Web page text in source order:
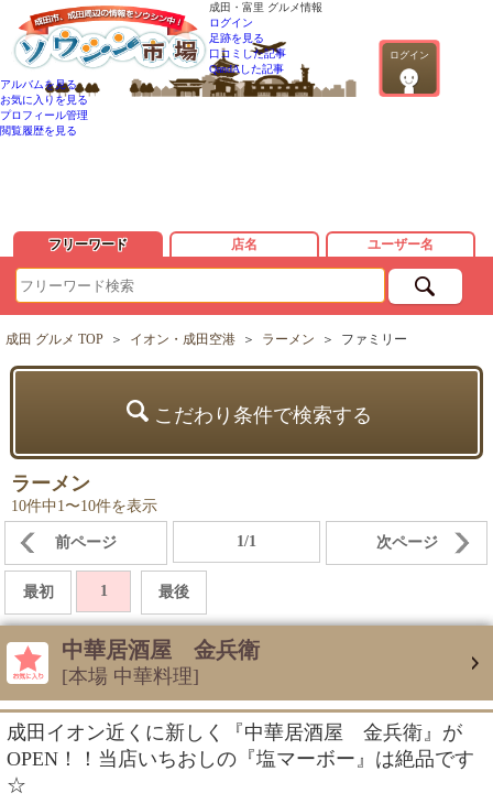
成田・富里 グルメ情報
ログイン
ログイン
足跡を見る
口コミした記事
QandAした記事
アルバムを見る
お気に入りを見る
プロフィール管理
閲覧履歴を見る
フリーワード 店名 ユーザー名
成田 グルメ TOP ＞ イオン・成田空港 ＞ ラーメン ＞ ファミリー
こだわり条件で検索する
ラーメン
10件中1〜10件を表示
前ページ 1/1 次ページ
最初 1 最後
中華居酒屋 金兵衛
[本場 中華料理]
成田イオン近くに新しく『中華居酒屋 金兵衛』が
OPEN！！当店いちおしの『塩マーボー』は絶品です
☆